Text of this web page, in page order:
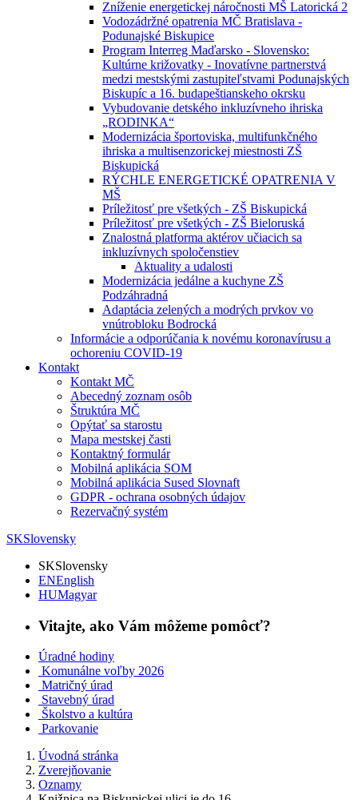
Zníženie energetickej náročnosti MŠ Latorická 2
Vodozádržné opatrenia MČ Bratislava -
Podunajské Biskupice
Program Interreg Maďarsko - Slovensko:
Kultúrne križovatky - Inovatívne partnerstvá
medzi mestskými zastupiteľstvami Podunajských
Biskupíc a 16. budapeštianskeho okrsku
Vybudovanie detského inkluzívneho ihriska
„RODINKA“
Modernizácia športoviska, multifunkčného
ihriska a multisenzorickej miestnosti ZŠ
Biskupická
RÝCHLE ENERGETICKÉ OPATRENIA V
MŠ
Príležitosť pre všetkých - ZŠ Biskupická
Príležitosť pre všetkých - ZŠ Bieloruská
Znalostná platforma aktérov učiacich sa
inkluzívnych spoločenstiev
Aktuality a udalosti
Modernizácia jedálne a kuchyne ZŠ
Podzáhradná
Adaptácia zelených a modrých prvkov vo
vnútrobloku Bodrocká
Informácie a odporúčania k novému koronavírusu a
ochoreniu COVID-19
Kontakt
Kontakt MČ
Abecedný zoznam osôb
Štruktúra MČ
Opýtať sa starostu
Mapa mestskej časti
Kontaktný formulár
Mobilná aplikácia SOM
Mobilná aplikácia Sused Slovnaft
GDPR - ochrana osobných údajov
Rezervačný systém
SKSlovensky
SKSlovensky
ENEnglish
HUMagyar
Vitajte, ako Vám môžeme pomôcť?
Úradné hodiny
Komunálne voľby 2026
Matričný úrad
Stavebný úrad
Školstvo a kultúra
Parkovanie
Úvodná stránka
Zverejňovanie
Oznamy